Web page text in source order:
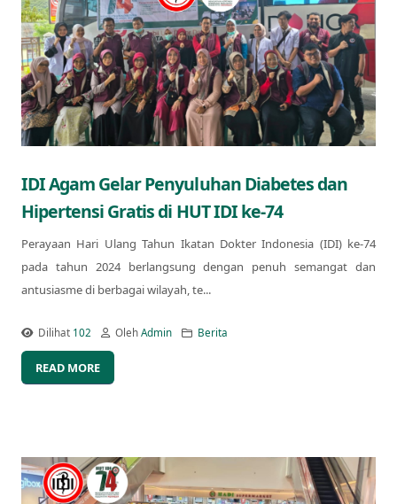
IDI Agam Gelar Penyuluhan Diabetes dan
Hipertensi Gratis di HUT IDI ke-74
Perayaan Hari Ulang Tahun Ikatan Dokter Indonesia (IDI) ke-74
pada tahun 2024 berlangsung dengan penuh semangat dan
antusiasme di berbagai wilayah, te...
Dilihat 102 OlehAdmin Berita
READ MORE